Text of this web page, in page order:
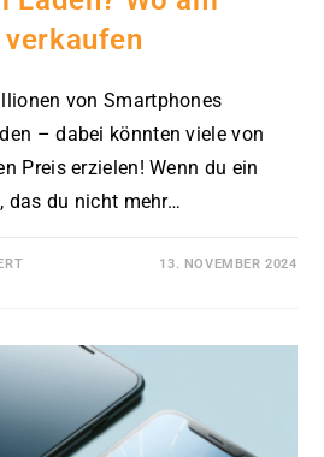
von Smartphones
– dabei könnten viele von
Preis erzielen! Wenn du ein
das du nicht mehr…
FÜR
VERKAUFEN
13. NOVEMBER 2024